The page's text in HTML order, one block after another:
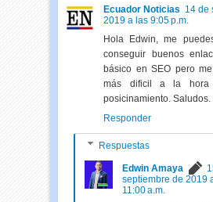
Ecuador Noticias 14 de
2019 a las 9:05 p.m.
Hola Edwin, me
conseguir buenos
básico en SEO pero
más dificil a la hora
posicinamiento. Saludos.
Responder
Respuestas
Edwin Amaya
septiembre de 2019
11:00 a.m.